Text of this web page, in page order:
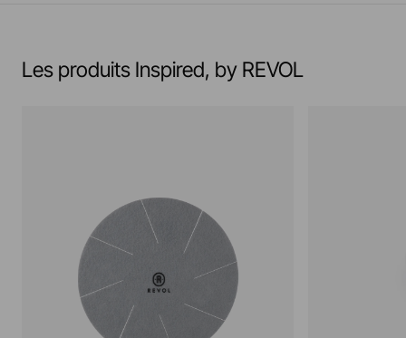
Les produits Inspired, by REVOL